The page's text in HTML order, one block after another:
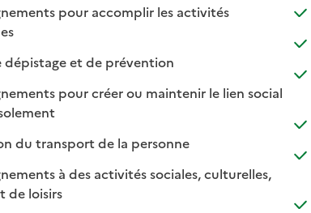
pour accomplir les activités
disponible
et de prévention: disponible
: non disponible
pour créer ou maintenir le lien social
: disponible
: non disponible
du transport de la personne: disponible
: non disponible
à des activités sociales, culturelles,
de loisirs: disponible
: non disponible